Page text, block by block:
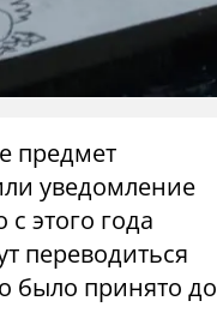
предмет
уведомление
этого года
переводиться
было принято до